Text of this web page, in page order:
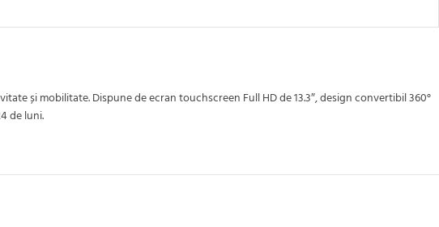
și mobilitate. Dispune de ecran touchscreen Full HD de 13.3″, design convertibil 360°
de luni.